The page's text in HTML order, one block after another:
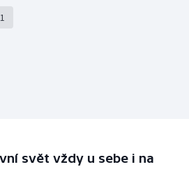
svět vždy u sebe i na